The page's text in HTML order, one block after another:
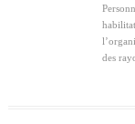
des